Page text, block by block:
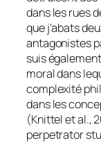
dans les rues
que j’abats
antagonistes
suis
moral dans
complexité
dans les
(Knittel et al.,
perpetrator